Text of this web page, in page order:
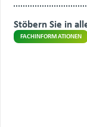
Stöbern Sie in
FACHINFORMATIONEN